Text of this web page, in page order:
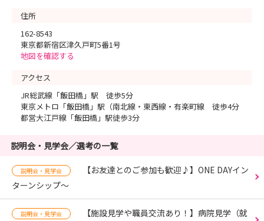
住所
162-8543
東京都新宿区津久戸町5番1号
地図を確認する
アクセス
JR総武線「飯田橋」駅 徒歩5分
東京メトロ「飯田橋」駅（南北線・東西線・有楽町線 徒歩4分
都営大江戸線「飯田橋」駅徒歩3分
説明会・見学会／選考の一覧
説明会・見学会
【お友達とのご参加も歓迎♪】ONE DAYイン
ターンシップ～
説明会・見学会
【施設見学や職員交流あり！】病院見学（就